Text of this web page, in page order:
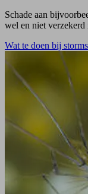
Schade aan
wel en niet
Wat te doen bij